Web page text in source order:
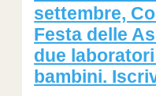
settembre,
Festa delle
due
bambini.